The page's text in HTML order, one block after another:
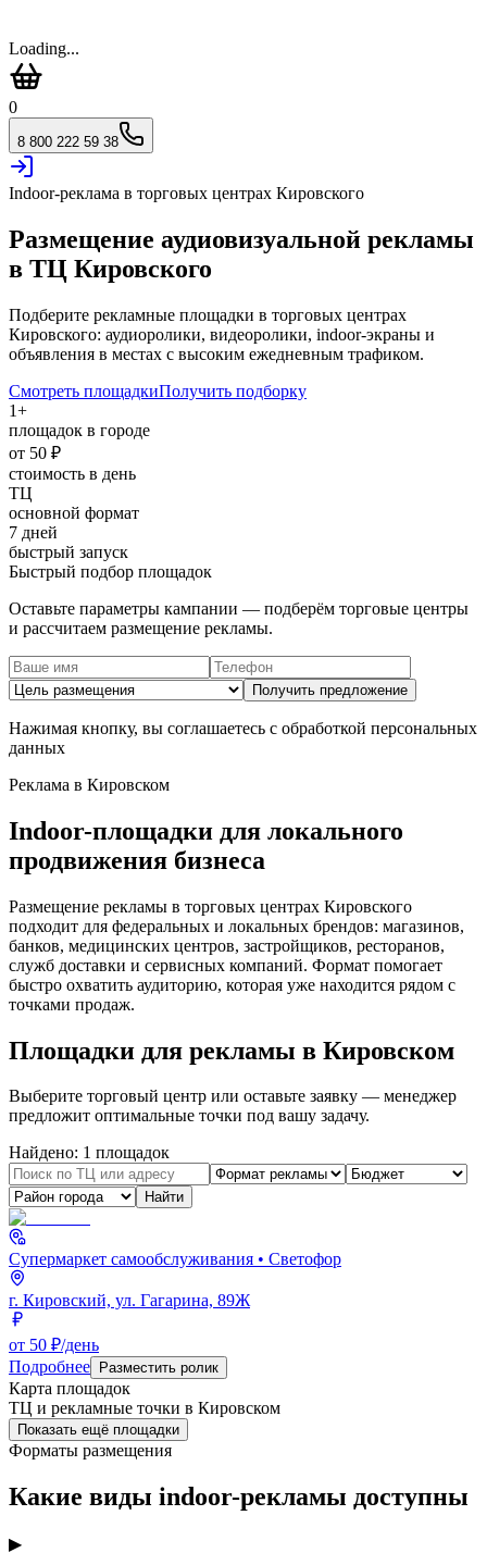
Loading...
0
8 800 222 59 38
Indoor-реклама в торговых центрах Кировского
Размещение аудиовизуальной рекламы
в ТЦ Кировского
Подберите рекламные площадки в торговых центрах
Кировского: аудиоролики, видеоролики, indoor-экраны и
объявления в местах с высоким ежедневным трафиком.
Смотреть площадкиПолучить подборку
1+
площадок в городе
от 50 ₽
стоимость в день
ТЦ
основной формат
7 дней
быстрый запуск
Быстрый подбор площадок
Оставьте параметры кампании — подберём торговые центры
и рассчитаем размещение рекламы.
Получить предложение
Нажимая кнопку, вы соглашаетесь с обработкой персональных
данных
Реклама в Кировском
Indoor-площадки для локального
продвижения бизнеса
Размещение рекламы в торговых центрах Кировского
подходит для федеральных и локальных брендов: магазинов,
банков, медицинских центров, застройщиков, ресторанов,
служб доставки и сервисных компаний. Формат помогает
быстро охватить аудиторию, которая уже находится рядом с
точками продаж.
Площадки для рекламы в Кировском
Выберите торговый центр или оставьте заявку — менеджер
предложит оптимальные точки под вашу задачу.
Найдено: 1 площадок
Найти
Супермаркет самообслуживания • Светофор
г. Кировский, ул. Гагарина, 89Ж
от 50 ₽/день
Подробнее
Разместить ролик
Карта площадок
ТЦ и рекламные точки в Кировском
Показать ещё площадки
Форматы размещения
Какие виды indoor-рекламы доступны
▶